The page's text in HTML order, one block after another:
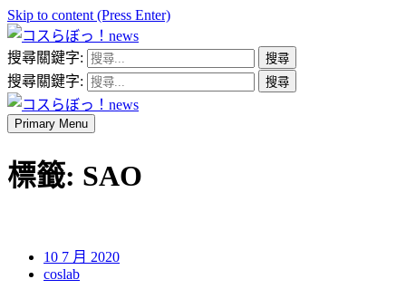
Skip to content (Press Enter)
コスらぼっ！news
搜尋關鍵字:
搜尋關鍵字:
Primary Menu
標籤: SAO
10 7 月 2020
coslab